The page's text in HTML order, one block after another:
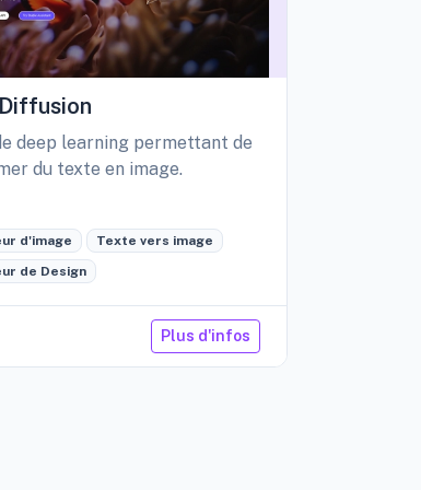
deep learning permettant de
du texte en image.
d'image Texte vers image
de Design
Plus d'infos